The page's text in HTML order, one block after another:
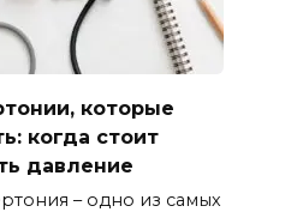
которые
когда стоит
давление
– одно из самых